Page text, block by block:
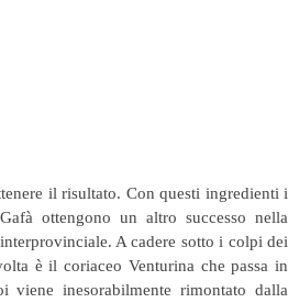
il risultato. Con questi ingredienti i
ottengono un altro successo nella
A cadere sotto i colpi dei
è il coriaceo Venturina che passa in
viene inesorabilmente rimontato dalla